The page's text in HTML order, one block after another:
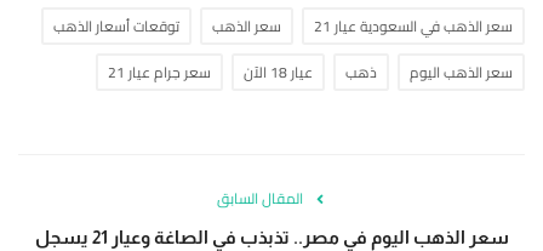
سعر الذهب في السعودية عيار 21
سعر الذهب
توقعات أسعار الذهب
سعر الذهب اليوم
ذهب عيار 18 الآن سعر جرام عيار 21
المقال السابق
سعر الذهب اليوم في مصر.. تذبذب في الصاغة وعيار 21 يسجل